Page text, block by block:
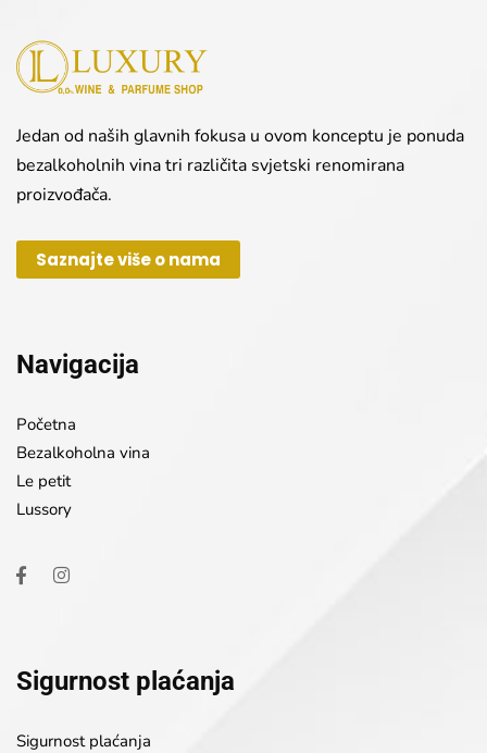
Jedan od naših glavnih fokusa u ovom konceptu je ponuda
bezalkoholnih vina tri različita svjetski renomirana
proizvođača.
Saznajte više o nama
Navigacija
Početna
Bezalkoholna vina
Le petit
Lussory
Sigurnost plaćanja
Sigurnost plaćanja